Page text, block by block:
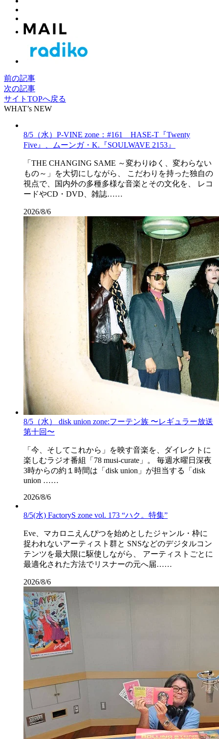
前の記事
次の記事
サイトTOPへ戻る
WHAT’s NEW
8/5（水）P-VINE zone：#161 HASE-T『Twenty
Five』、ムーンガ・K.『SOULWAVE 2153』
「THE CHANGING SAME ～変わりゆく、変わらない
もの～」を大切にしながら、 こだわりを持った独自の
視点で、国内外の多種多様な音楽とその文化を、 レコ
ードやCD・DVD、雑誌……
2026/8/6
8/5（水） disk union zone:フーテン族 〜レギュラー放送
第十回〜
「今、そしてこれから」を映す音楽を、ダイレクトに
楽しむラジオ番組「78 musi-curate」。 毎週水曜日深夜
3時からの約１時間は「disk union」が担当する「disk
union ……
2026/8/6
8/5(水) FactoryS zone vol. 173 “ハク。特集”
Eve、マカロニえんぴつを始めとしたジャンル・枠に
捉われないアーティスト群と SNSなどのデジタルコン
テンツを最大限に駆使しながら、 アーティストごとに
最適化された方法でリスナーの元へ届……
2026/8/6